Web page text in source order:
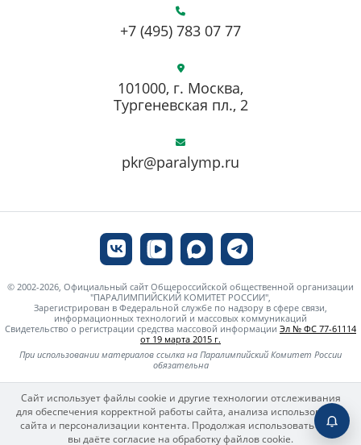
+7 (495) 783 07 77
pkr@paralymp.ru
101000, г. Москва,
Тургеневская пл., 2
© 2002-2026, Официальный сайт Общероссийской общественной организации
"ПАРАЛИМПИЙСКИЙ КОМИТЕТ РОССИИ",
Зарегистрирован в Федеральной службе по надзору в сфере связи,
информационных технологий и массовых коммуникаций
Свидетельство о регистрации средства массовой информации Эл № ФС 77-61114
от 19 марта 2015 г.
При использовании материалов ссылка на Паралимпийский Комитет России
обязательна
Сайт использует файлы cookie и другие технологии отслеживания
для обеспечения корректной работы сайта, анализа использования
сайта и персонализации контента. Продолжая использовать сайт,
вы даёте согласие на обработку файлов cookie.